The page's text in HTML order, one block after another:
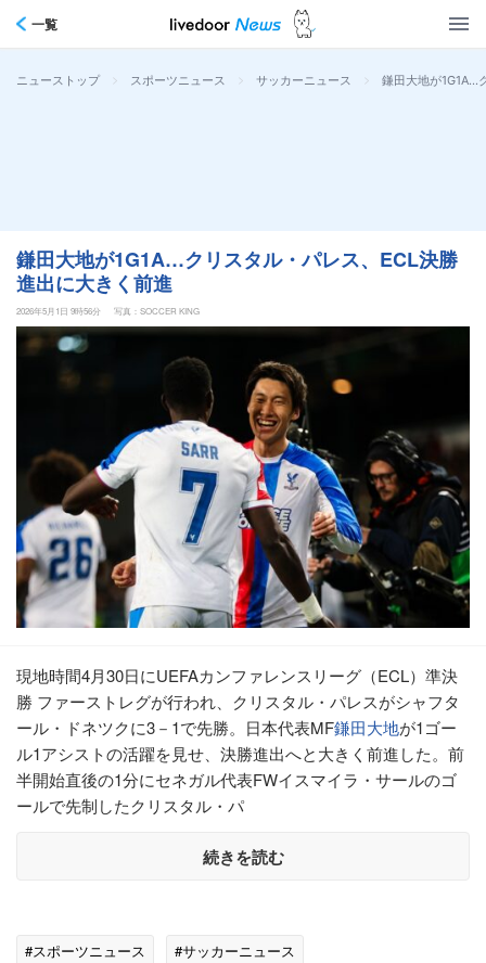
一覧
ニューストップ > スポーツニュース > サッカーニュース > 鎌田大地が1G1A…
鎌田大地が1G1A…クリスタル・パレス、ECL決勝
進出に大きく前進
2026年5月1日 9時56分 写真：SOCCER KING
現地時間4月30日にUEFAカンファレンスリーグ（ECL）準決
勝 ファーストレグが行われ、クリスタル・パレスがシャフタ
ール・ドネツクに3－1で先勝。日本代表MF鎌田大地が1ゴー
ル1アシストの活躍を見せ、決勝進出へと大きく前進した。前
半開始直後の1分にセネガル代表FWイスマイラ・サールのゴ
ールで先制したクリスタル・パ
続きを読む
#スポーツニュース
#サッカーニュース